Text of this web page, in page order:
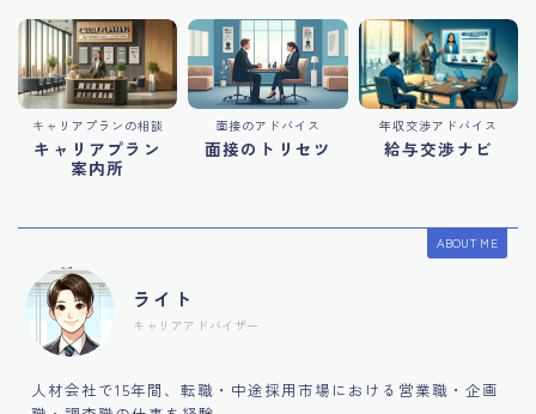
キャリアプランの相談
キャリアプラン
案内所
面接のアドバイス
面接のトリセツ
年収交渉アドバイス
給与交渉ナビ
ABOUT ME
ライト
キャリアアドバイザー
人材会社で15年間、転職・中途採用市場における営業職・企画